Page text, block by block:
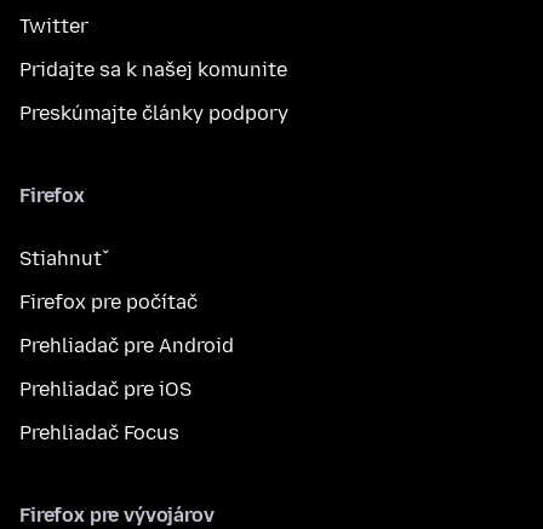
Twitter
Pridajte sa k našej komunite
Preskúmajte články podpory
Firefox
Stiahnuť
Firefox pre počítač
Prehliadač pre Android
Prehliadač pre iOS
Prehliadač Focus
Firefox pre vývojárov